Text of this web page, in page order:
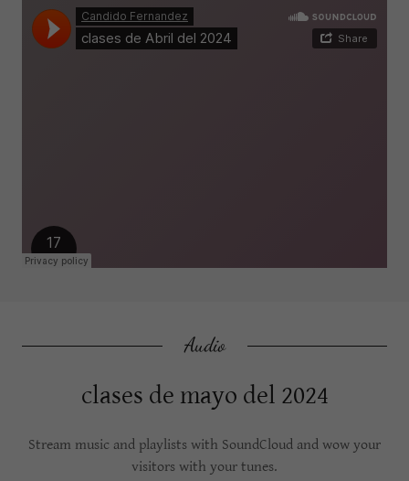
Audio
clases de mayo del 2024
Stream music and playlists with SoundCloud and wow your
visitors with your tunes.